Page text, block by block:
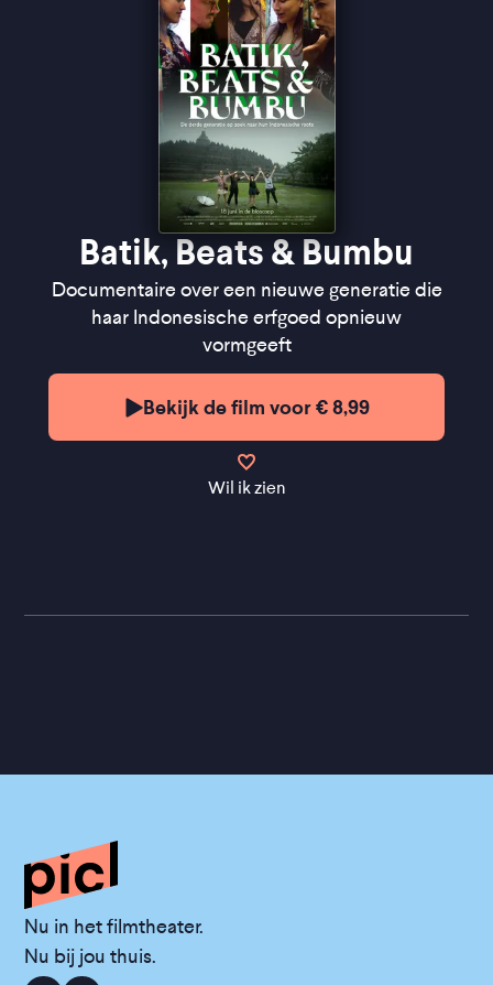
Batik, Beats & Bumbu
Documentaire over een nieuwe generatie die
haar Indonesische erfgoed opnieuw
vormgeeft
Bekijk de film voor € 8,99
Wil ik zien
Nu in het filmtheater.
Nu bij jou thuis.